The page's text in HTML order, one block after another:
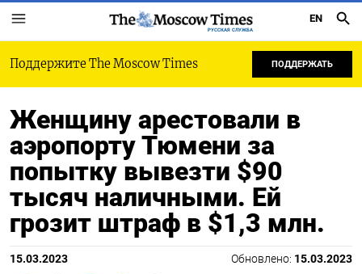
РУССКАЯ СЛУЖБА
EN
Поддержите The Moscow Times ПОДДЕРЖАТЬ
Женщину арестовали в
аэропорту Тюмени за
попытку вывезти $90
тысяч наличными. Ей
грозит штраф в $1,3 млн.
15.03.2023 Обновлено: 15.03.2023